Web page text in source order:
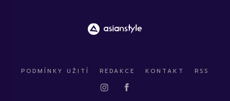
PODMÍNKY UŽITÍ REDAKCE KONTAKT RSS